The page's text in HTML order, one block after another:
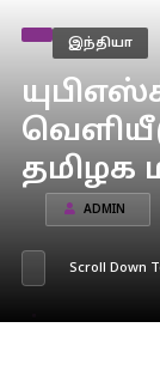
இந்தியா
தமிழக
ADMIN
Scroll Down